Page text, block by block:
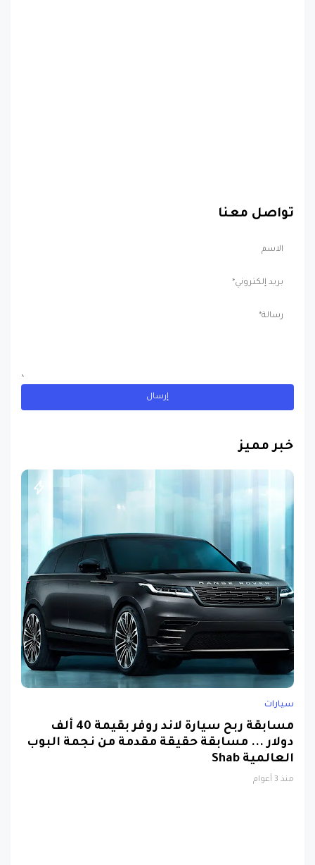
تواصل معنا
خبر مميز
سيارات
مسابقة ربح سيارة لاند روفر بقيمة 40 ألف
دولار ... مسابقة حقيقة مقدمة من نجمة البوب
العالمية Shab
منذ 3 أعوام